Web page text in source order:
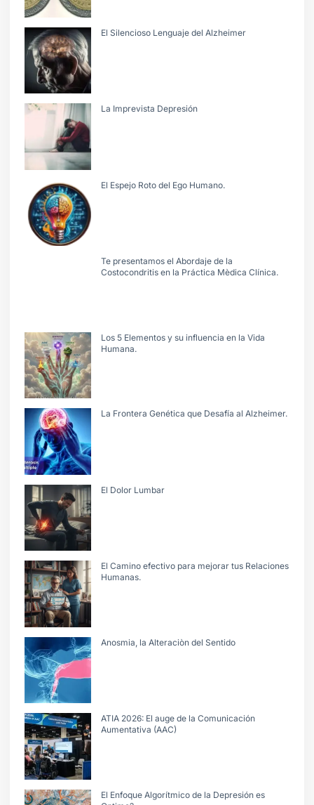
El Silencioso Lenguaje del Alzheimer
La Imprevista Depresión
El Espejo Roto del Ego Humano.
Te presentamos el Abordaje de la
Costocondritis en la Práctica Mèdica Clínica.
Los 5 Elementos y su influencia en la Vida
Humana.
La Frontera Genética que Desafía al Alzheimer.
El Dolor Lumbar
El Camino efectivo para mejorar tus Relaciones
Humanas.
Anosmia, la Alteraciòn del Sentido
ATIA 2026: El auge de la Comunicación
Aumentativa (AAC)
El Enfoque Algorítmico de la Depresión es